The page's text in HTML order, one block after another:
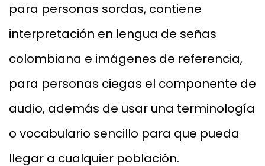
para personas sordas, contiene
interpretación en lengua de señas
colombiana e imágenes de referencia,
para personas ciegas el componente de
audio, además de usar una terminología
o vocabulario sencillo para que pueda
llegar a cualquier población.